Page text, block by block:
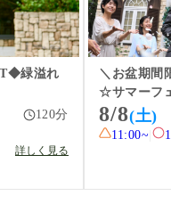
緑溢れ
120分
詳しく見る
＼お盆期間
☆サマーフ
8/8(土)
11:00~